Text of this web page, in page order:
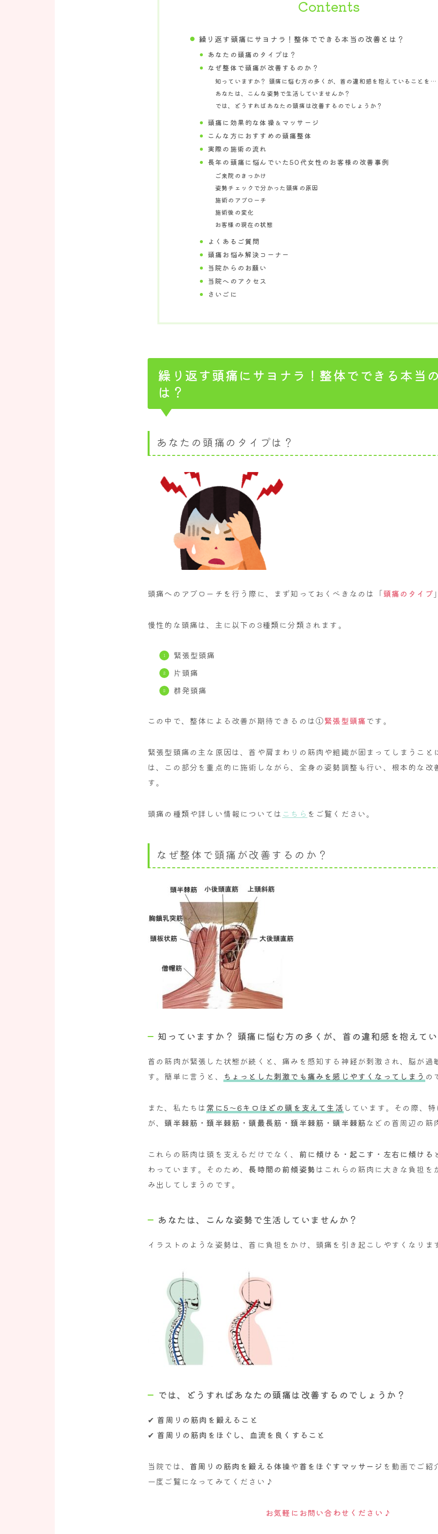
よくあるご質問
お知らせ
施術案内
てっく整体院の施術について
頭痛へのアプローチについて
ダイエットへのアプローチについて
肩痛・肩こりへのアプローチについ
お悩み解決
腰痛の方のお悩み解決
肩痛の方のお悩み解決
更年期症状でお悩みの方
Contents
繰り返す頭痛にサヨナラ！整体でできる本当の改善とは？
あなたの頭痛のタイプは？
なぜ整体で頭痛が改善するのか？
知っていますか？ 頭痛に悩む方の多くが、首の違和感を抱えていることを…
あなたは、こんな姿勢で生活していませんか？
では、どうすればあなたの頭痛は改善するのでしょうか？
頭痛に効果的な体操＆マッサージ
こんな方におすすめの頭痛整体
実際の施術の流れ
長年の頭痛に悩んでいた50代女性のお客様の改善事例
ご来院のきっかけ
姿勢チェックで分かった頭痛の原因
施術のアプローチ
施術後の変化
お客様の現在の状態
よくあるご質問
頭痛お悩み解決コーナー
当院からのお願い
当院へのアクセス
さいごに
繰り返す頭痛にサヨナラ！整体でできる本当
は？
あなたの頭痛のタイプは？
頭痛へのアプローチを行う際に、まず知っておくべきなのは「頭痛のタイプ
慢性的な頭痛は、主に以下の3種類に分類されます。
緊張型頭痛
片頭痛
群発頭痛
この中で、整体による改善が期待できるのは①緊張型頭痛です。
緊張型頭痛の主な原因は、首や肩まわりの筋肉や組織が固まってしまうこと
は、この部分を重点的に施術しながら、全身の姿勢調整も行い、根本的な改
す。
頭痛の種類や詳しい情報については こちら をご覧ください。
なぜ整体で頭痛が改善するのか？
知っていますか？ 頭痛に悩む方の多くが、首の違和感を抱えて
首の筋肉が緊張した状態が続くと、痛みを感知する神経が刺激され、脳が過
す。簡単に言うと、 ちょっとした刺激でも痛みを感じやすくなってしまう の
また、私たちは常に5～6キロほどの頭を支えて生活 しています。その際、
が、 頭半棘筋・頚半棘筋・頭最長筋・頚半棘筋・頭半棘筋などの首周辺の筋
これらの筋肉は頭を支えるだけでなく、 前に傾ける・起こす・左右に傾ける
わっています。そのため、 長時間の前傾姿勢はこれらの筋肉に大きな負担を
み出してしまうのです。
あなたは、こんな姿勢で生活していませんか？
イラストのような姿勢は、首に負担をかけ、頭痛を引き起こしやすくなりま
では、どうすればあなたの頭痛は改善するのでしょうか？
✔ 首周りの筋肉を鍛えること
✔ 首周りの筋肉をほぐし、血流を良くすること
当院では、 首周りの筋肉を鍛える体操や首をほぐすマッサージ を動画でご紹
一度ご覧になってみてください♪
お気軽にお問い合わせください♪